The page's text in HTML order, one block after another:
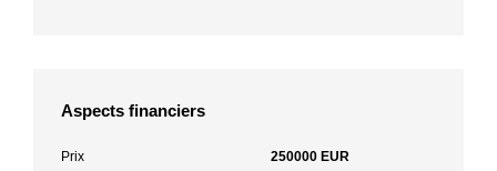
Aspects financiers
Prix 250000 EUR